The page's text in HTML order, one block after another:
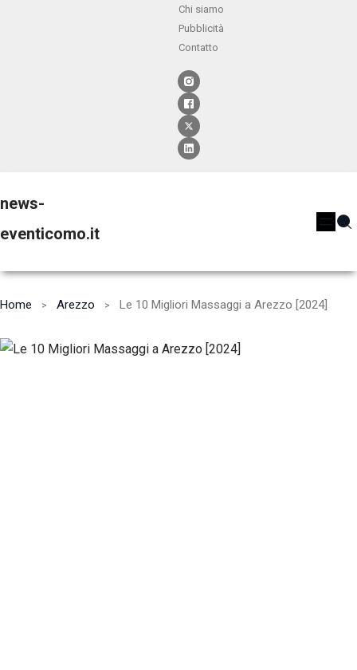
Chi siamo
Pubblicità
Contatto
news-
eventicomo.it
Home Arezzo Le 10 Migliori Massaggi a Arezzo [2024]